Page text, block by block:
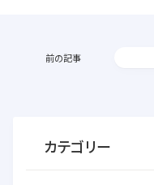
前の記事
カテゴリー